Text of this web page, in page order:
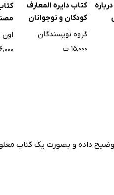
کتاب دایره المعارف
کودکان و نوجوانان
ویژه دانش آموزان: جلد
گروه نویسندگان
۱۵,۰۰۰ ت
داده و بصورت یک کتاب